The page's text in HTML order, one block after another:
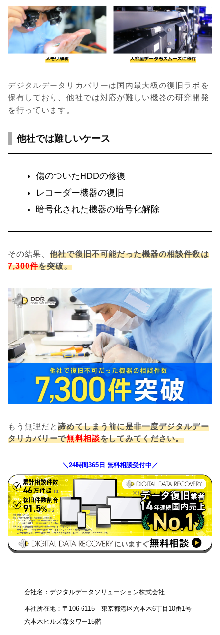
デジタルデータリカバリーは国内最大級の復旧ラボを
保有しており、他社では対応が難しい機器の研究開発
を行っています。
他社では難しいケース
傷のついたHDDの修復
レコーダー機器の復旧
暗号化された機器の暗号化解除
その結果、他社で復旧不可能だった機器の相談件数は
7,300件を突破。
もう無理だと諦めてしまう前に是非一度デジタルデー
タリカバリーで無料相談をしてみてください。
＼24時間365日 無料相談受付中／
会社名：デジタルデータソリューション株式会社
本社所在地：〒106-6115 東京都港区六本木6丁目10番1号
六本木ヒルズ森タワー15階